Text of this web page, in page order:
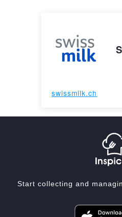
swissmilk.ch
Start collecting and